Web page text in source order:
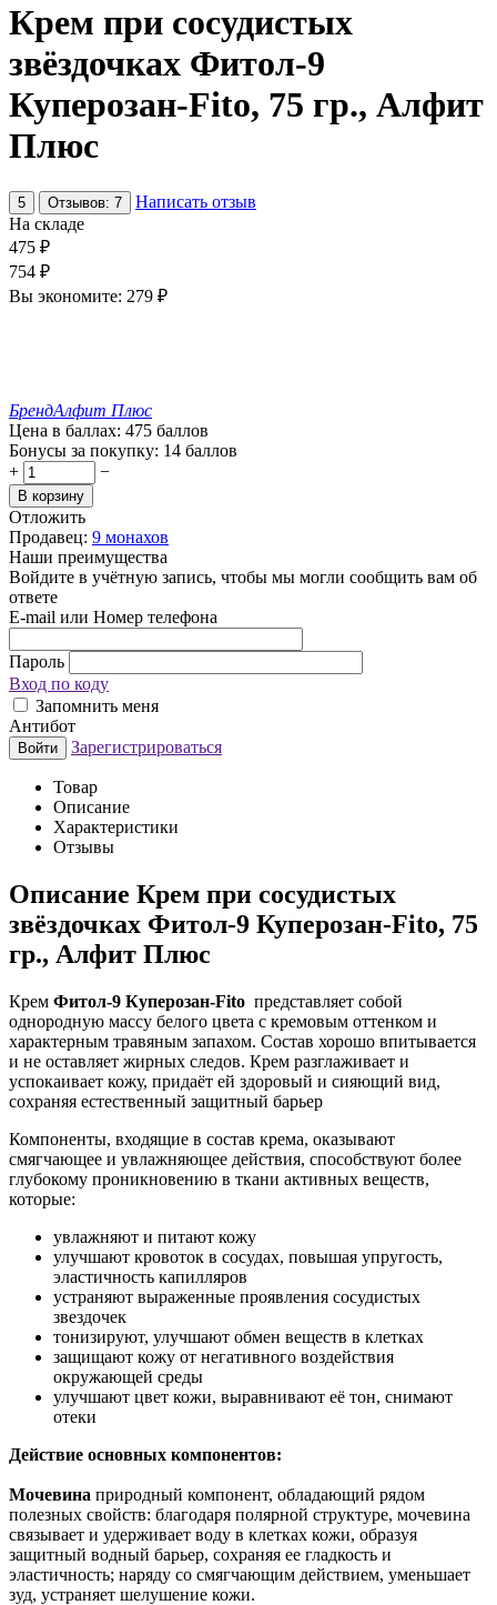
Крем при сосудистых
звёздочках Фитол-9
Куперозан-Fito, 75 гр., Алфит
Плюс
5 Отзывов: 7
Написать отзыв
На складе
475 ₽
754 ₽
Вы экономите: 279 ₽
БрендАлфит Плюс
Цена в баллах: 475 баллов
Бонусы за покупку: 14 баллов
+
−
В корзину
Отложить
Продавец: 9 монахов
Наши преимущества
Войдите в учётную запись, чтобы мы могли сообщить вам об
ответе
E-mail или Номер телефона
Пароль
Вход по коду
Запомнить меня
Антибот
Войти Зарегистрироваться
Товар
Описание
Характеристики
Отзывы
Описание Крем при сосудистых
звёздочках Фитол-9 Куперозан-Fito, 75
гр., Алфит Плюс
Крем Фитол-9 Куперозан-Fito представляет собой
однородную массу белого цвета с кремовым оттенком и
характерным травяным запахом. Состав хорошо впитывается
и не оставляет жирных следов. Крем разглаживает и
успокаивает кожу, придаёт ей здоровый и сияющий вид,
сохраняя естественный защитный барьер
Компоненты, входящие в состав крема, оказывают
смягчающее и увлажняющее действия, способствуют более
глубокому проникновению в ткани активных веществ,
которые:
увлажняют и питают кожу
улучшают кровоток в сосудах, повышая упругость,
эластичность капилляров
устраняют выраженные проявления сосудистых
звездочек
тонизируют, улучшают обмен веществ в клетках
защищают кожу от негативного воздействия
окружающей среды
улучшают цвет кожи, выравнивают её тон, снимают
отеки
Действие основных компонентов:
Мочевина природный компонент, обладающий рядом
полезных свойств: благодаря полярной структуре, мочевина
связывает и удерживает воду в клетках кожи, образуя
защитный водный барьер, сохраняя ее гладкость и
эластичность; наряду со смягчающим действием, уменьшает
зуд, устраняет шелушение кожи.